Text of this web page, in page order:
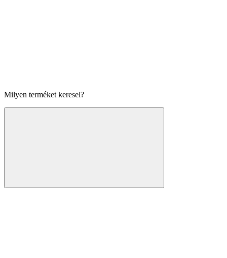
Milyen terméket keresel?